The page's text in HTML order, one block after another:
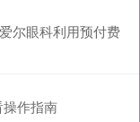
尔眼科利用预付费
作指南